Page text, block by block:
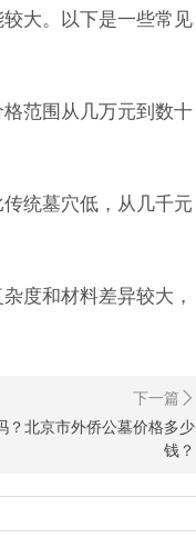
大。以下是一些常见
范围从几万元到数十
统墓穴低，从几千元
度和材料差异较大，
？北京市外侨公墓价格多少
钱？